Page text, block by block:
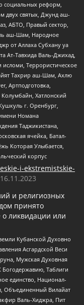
социальных реформ,
двух святых, Джунд аш-
АБТО, Правый сектор,
аш-Шам, Народное
от Аллаха Субхану уа
Ат-Тавхида Валь-Джихад,
исломи, Террористическое
Тахрир аш-Шам, Ахлю
Артподготовка,
Хатлонский
г. Оренбург,
Номана
Таджикистана,
ячейка, Батал-
Которая Улыбается,
корпус
i-ekstremistskie-
16.11.2023
и религиозных
принято
ликвидации или
Кубанской Духовно
Асгардской Веси
Мужская Духовная
Таблиги
единство, Национал-
Объединенный Вилайат
Валь-Хиджра, Пит